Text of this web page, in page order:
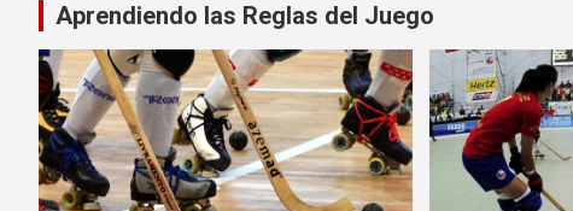
Aprendiendo las Reglas del Juego